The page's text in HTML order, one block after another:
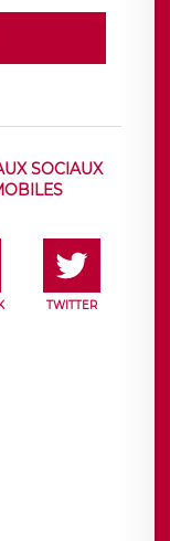
SOCIAUX
TWITTER